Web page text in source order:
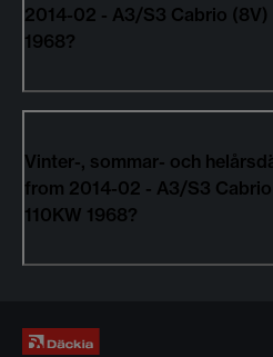
2014-02 - A3/S3 Cabrio (8V)
1968?
Vinter-, sommar- och
from 2014-02 - A3/S3
110KW 1968?